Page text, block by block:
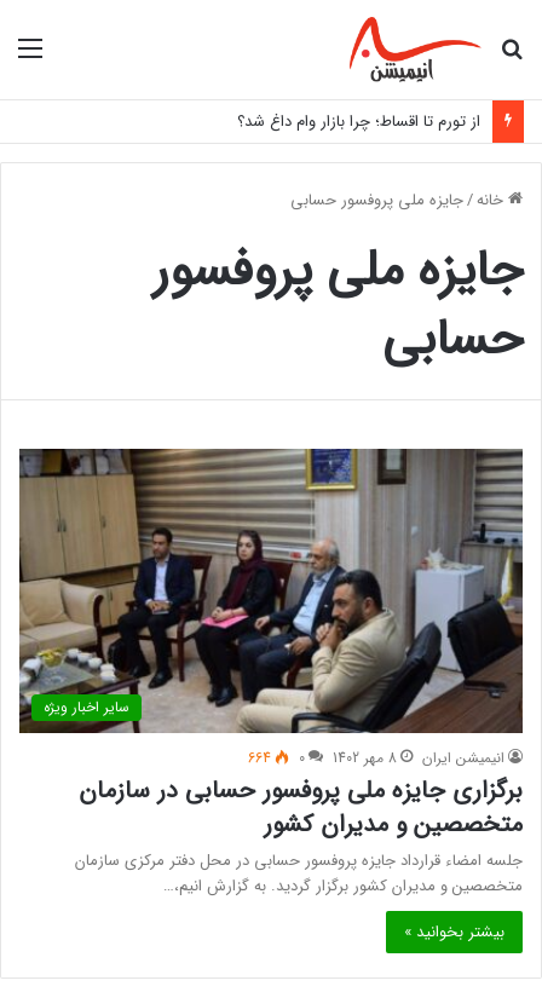
جستجو
از تورم تا اقساط؛ چرا بازار وام داغ شد؟
خانه/جایزه ملی پروفسور حسابی
جایزه ملی پروفسور
حسابی
سایر اخبار ویژه
انیمیشن ایران 8 مهر 1402 0
664
برگزاری جایزه ملی پروفسور حسابی در سازمان
متخصصین و مدیران کشور
جلسه امضاء قرارداد جایزه پروفسور حسابی در محل دفتر مرکزی سازمان
متخصصین و مدیران کشور برگزار گردید. به گزارش انیم،…
بیشتر بخوانید »